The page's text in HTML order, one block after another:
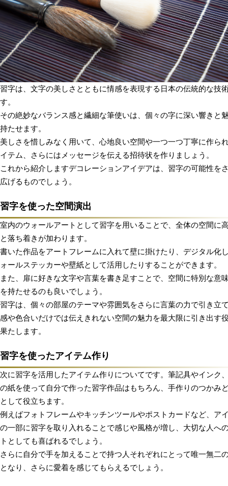
習字は、文字の美しさとともに情感を表現する日本の伝統的な技
す。
その絶妙なバランス感と繊細な筆使いは、個々の字に深い響きと
持たせます。
美しさを惜しみなく用いて、心地良い空間や一つ一つ丁寧に作ら
イテム、さらにはメッセージを伝える招待状を作りましょう。
これから紹介しますデコレーションアイデアは、習字の可能性を
広げるものでしょう。
習字を使った空間演出
室内のウォールアートとして習字を用いることで、全体の空間に
と落ち着きが加わります。
書いた作品をアートフレームに入れて壁に掛けたり、デジタル化
ォールステッカーや壁紙として活用したりすることができます。
また、扉に好きな文字や言葉を書き足すことで、空間に特別な意
を持たせるのも良いでしょう。
習字は、個々の部屋のテーマや雰囲気をさらに言葉の力で引き立
感や色合いだけでは伝えきれない空間の魅力を最大限に引き出す
果たします。
習字を使ったアイテム作り
次に習字を活用したアイテム作りについてです。筆記具やインク
の紙を使って自分で作った習字作品はもちろん、手作りのつかみ
として役立ちます。
例えばフォトフレームやキッチンツールやポストカードなど、ア
の一部に習字を取り入れることで感じや風格が増し、大切な人へ
トとしても喜ばれるでしょう。
さらに自分で手を加えることで持つ人それぞれにとって唯一無二
となり、さらに愛着を感じてもらえるでしょう。